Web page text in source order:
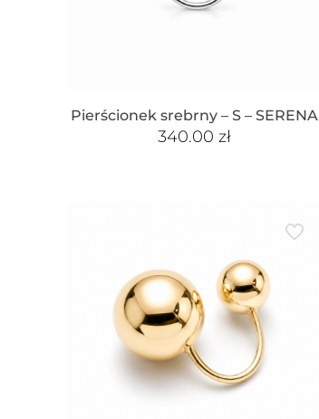
Pierścionek srebrny – S – SERENA
340.00 zł